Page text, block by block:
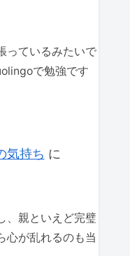
っているみたいで
で勉強です
気持ち に
、親といえど完璧
心が乱れるのも当